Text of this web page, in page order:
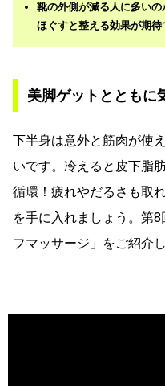
靴の外側が減る人に多い
ほぐすと整える効果が期待
美脚ゲットとともに
下半身は意外と筋肉が使
いです。冷えると皮下脂
循環！疲れやだるさも取
を手に入れましょう。第
フマッサージ」をご紹介